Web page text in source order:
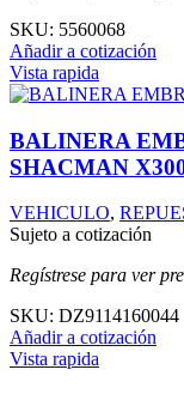
SKU: 5560068
Añadir a cotización
Vista rapida
BALINERA
SHACMAN
VEHICULO,
Sujeto a cotización
Regístrese para ver
SKU: DZ9114160044
Añadir a cotización
Vista rapida